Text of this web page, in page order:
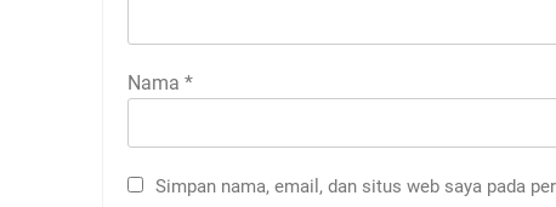
Nama *
Simpan nama, email, dan situs web saya pada